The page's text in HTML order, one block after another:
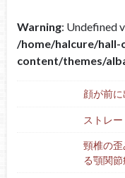
Warning: Undefined
/home/halcure/hall-
content/themes/
顔が前
ストレ
頸椎の
る顎関節